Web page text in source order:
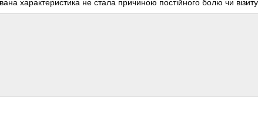
характеристика не стала причиною постійного болю чи візиту